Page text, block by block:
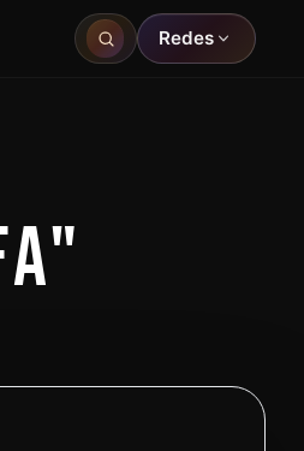
Redes